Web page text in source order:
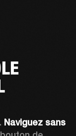
Naviguez sans